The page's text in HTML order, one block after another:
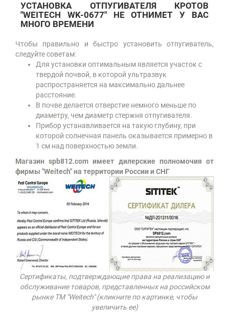
УСТАНОВКА ОТПУГИВАТЕЛЯ КРОТОВ
"WEITECH WK-0677" НЕ ОТНИМЕТ У ВАС
МНОГО ВРЕМЕНИ
Чтобы правильно и быстро установить отпугиватель,
следуйте советам:
Для установки оптимальным является участок с
твердой почвой, в которой ультразвук
распространяется на максимально дальнее
расстояние.
В почве делается отверстие немного меньше по
диаметру, чем диаметр стержня отпугивателя.
Прибор устанавливается на такую глубину, при
которой солнечная панель оказывается примерно в
1 см над поверхностью земли.
Магазин spb812.com имеет дилерские полномочия от
фирмы "Weitech" на территории России и СНГ
Сертификаты, подтверждающие права на реализацию и
обслуживание товаров, представленных на российском
рынке ТМ "Weitech" (кликните по картинке, чтобы
увеличить ее)